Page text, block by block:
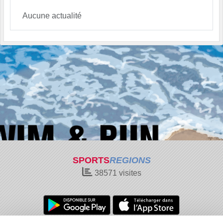
Aucune actualité
SPORTSREGIONS
38571 visites